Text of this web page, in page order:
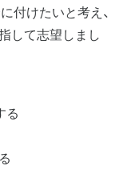
付けたいと考え、
して志望しまし
る